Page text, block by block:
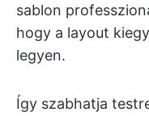
sablon
hogy a layout
legyen.
Így szabhatja